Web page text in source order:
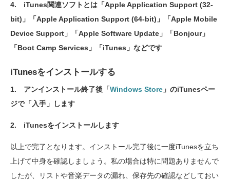
4. iTunes関連ソフトとは「Apple Application Support (32-
bit)」「Apple Application Support (64-bit)」「Apple Mobile
Device Support」「Apple Software Update」「Bonjour」
「Boot Camp Services」「iTunes」などです
iTunesをインストールする
1. アンインストール終了後「Windows Store 」のiTunesペー
ジで「入手」します
2. iTunesをインストールします
以上で完了となります。インストール完了後に一度iTunesを立ち
上げて中身を確認しましょう。私の場合は特に問題ありませんで
したが、リストや音楽データの漏れ、保存先の確認などしておい